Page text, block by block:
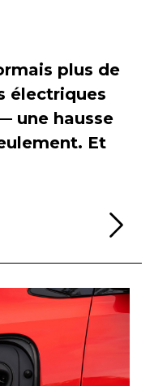
plus de
électriques
une hausse
Et